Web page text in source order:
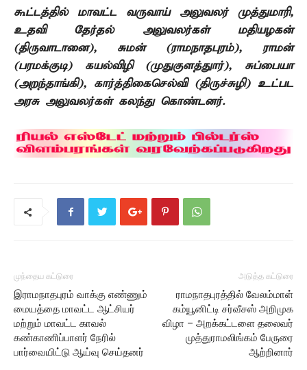
கூட்டத்தில் மாவட்ட வருவாய் அலுவலர் முத்துமாரி,
உதவி தேர்தல் அலுவலர்கள் மதியழகன்
(திருவாடானை), சுமன் (ராமநாதபுரம்), ராமன்
(பரமக்குடி) கயல்விழி (முதுகுளத்துார்), சுப்பையா
(அறந்தாங்கி), கார்த்திகைசெல்வி (திருச்சுழி) உட்பட
அரசு அலுவலர்கள் கலந்து கொண்டனர்.
முந்தைய கட்டுரை
இராமநாதபுரம் வாக்கு எண்ணும்
மையத்தை மாவட்ட ஆட்சியர்
மற்றும் மாவட்ட காவல்
கண்காணிப்பாளர் நேரில்
பார்வையிட்டு ஆய்வு செய்தனர்
அடுத்த கட்டுரை
ராமநாதபுரத்தில் வேலம்மாள்
கம்யூனிட்டி சர்வீசஸ் அறிமுக
விழா – அறக்கட்டளை தலைவர்
முத்துராமலிங்கம் பேருரை
ஆற்றினார்